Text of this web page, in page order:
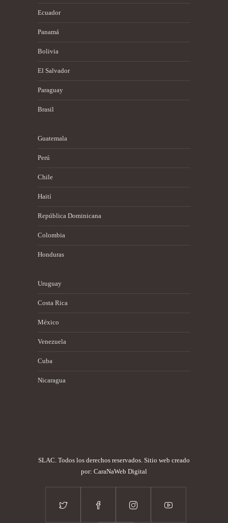
Ecuador
Panamá
Bolivia
El Salvador
Paraguay
Brasil
Guatemala
Perú
Chile
Haití
República Dominicana
Colombia
Honduras
Uruguay
Costa Rica
México
Venezuela
Cuba
Nicaragua
SLAC. Todos los derechos reservados. Sitio web creado
por: CaraNaWeb Digital